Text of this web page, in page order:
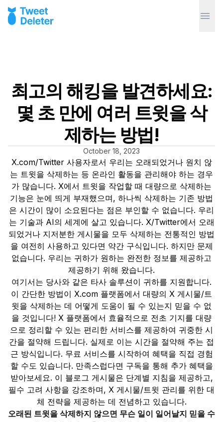
최고의 해킹을 발견하세요:
몇 초 만에 여러 트윗을 삭
제하는 방법!
October 18, 2023
X.com/Twitter 사용자로서 우리는 오래되었거나 원치 않
는 트윗을 삭제하는 등 온라인 활동을 관리해야 하는 경우
가 많습니다. X에서 트윗을 작업할 때 대량으로 삭제하는
기능은 눈에 띄게 부재했으며, 하나씩 삭제하는 기존 방법
은 시간이 많이 소요된다는 점은 부인할 수 없습니다. 우리
는 기술과 AI의 세계에 살고 있습니다. X/Twitter에서 오래
되었거나 지저분한 게시물을 모두 삭제하는 전통적인 방법
을 여전히 사용하고 있다면 약간 구식입니다. 하지만 문제
없습니다. 우리는 귀하가 원하는 완전한 정보를 제공하고
제공하기 위해 왔습니다.
여기서는 당사와 같은 타사 솔루션이 귀하를 지원합니다.
이 간단한 방법이 X.com 플랫폼에서 대량의 X 게시물/트
윗을 삭제하는 데 어떻게 도움이 될 수 있는지 믿을 수 없
을 것입니다! X 플랫폼에서 효율적으로 전초 기지를 대량
으로 정리할 수 있는 편리한 서비스를 제공하여 귀중한 시
간을 절약해 드립니다. 실제로 이는 시간을 절약해 주는 접
근 방식입니다. 무료 서비스를 시작하여 혜택을 직접 경험
할 수도 있습니다. 만족스럽다면 구독을 통해 추가 혜택을
받아보세요. 이 블로그 게시물은 단계별 지침을 제공하고,
필수 고려 사항을 강조하며, X 게시물/트윗 관리를 위한 대
체 전략을 제공하는 데 전념하고 있습니다.
오래된 트윗을 삭제하지 않으면 무슨 일이 일어날지 믿을 수